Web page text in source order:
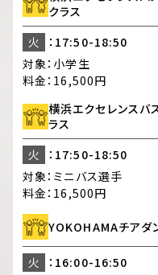
クラス
火
：17:50-18:50
対象： 小学生
料金： 16,500円
横浜エクセレンス
ラス
火
：17:50-18:50
対象： ミニバス選手
料金： 16,500円
YOKOHAMAチアダ
火
：16:00-16:50